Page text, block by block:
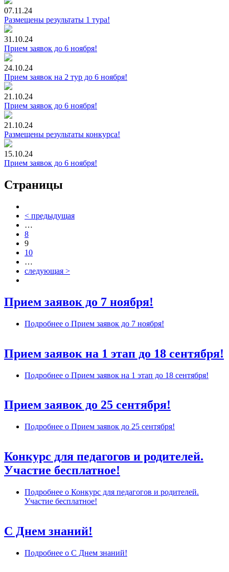
07.11.24
Размещены результаты 1 тура!
31.10.24
Прием заявок до 6 ноября!
24.10.24
Прием заявок на 2 тур до 6 ноября!
21.10.24
Прием заявок до 6 ноября!
21.10.24
Размещены результаты конкурса!
15.10.24
Прием заявок до 6 ноября!
Страницы
< предыдущая
…
8
9
10
…
следующая >
Прием заявок до 7 ноября!
Подробнее о Прием заявок до 7 ноября!
Прием заявок на 1 этап до 18 сентября!
Подробнее о Прием заявок на 1 этап до 18 сентября!
Прием заявок до 25 сентября!
Подробнее о Прием заявок до 25 сентября!
Конкурс для педагогов и родителей.
Участие бесплатное!
Подробнее о Конкурс для педагогов и родителей.
Участие бесплатное!
С Днем знаний!
Подробнее о С Днем знаний!